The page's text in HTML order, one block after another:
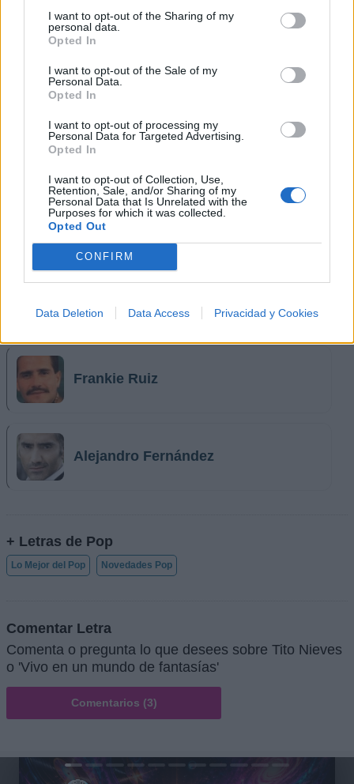
I want to opt-out of the Sharing of my
personal data.
Opted In
I want to opt-out of the Sale of my
Personal Data.
Opted In
I want to opt-out of processing my
Personal Data for Targeted Advertising.
Opted In
I want to opt-out of Collection, Use,
Retention, Sale, and/or Sharing of my
Personal Data that Is Unrelated with the
Purposes for which it was collected.
Opted Out
CONFIRM
Data Deletion Data Access Privacidad y Cookies
Marc Anthony
Aventura
Alex Ubago
Frankie Ruiz
Alejandro Fernández
+ Letras de Pop
Lo Mejor del Pop Novedades Pop
Comentar Letra
Comenta o pregunta lo que desees sobre Tito Nieves
o 'Vivo en un mundo de fantasías'
Comentarios (3)